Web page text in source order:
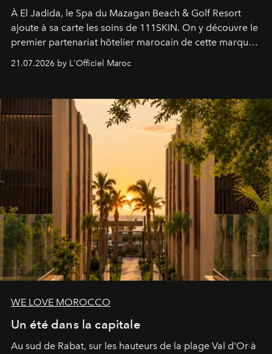
À El Jadida, le Spa du Mazagan Beach & Golf Resort
ajoute à sa carte les soins de 111SKIN. On y découvre le
premier partenariat hôtelier marocain de cette marque
britannique, née dans un cabinet de chirurgie plastique
londonien et construite depuis autour d'un actif breveté,
21.07.2026 by L'Officiel Maroc
WE LOVE MOROCCO
Un été dans la capitale
Au sud de Rabat, sur les hauteurs de la plage Val d'Or à